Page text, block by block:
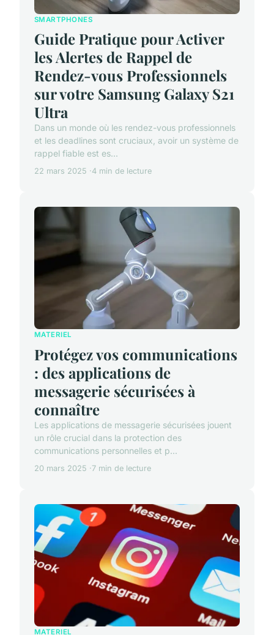
SMARTPHONES
Guide Pratique pour Activer
les Alertes de Rappel de
Rendez-vous Professionnels
sur votre Samsung Galaxy S21
Ultra
Dans un monde où les rendez-vous professionnels
et les deadlines sont cruciaux, avoir un système de
rappel fiable est es...
22 mars 2025 4 min de lecture
MATERIEL
Protégez vos communications
: des applications de
messagerie sécurisées à
connaître
Les applications de messagerie sécurisées jouent
un rôle crucial dans la protection des
communications personnelles et p...
20 mars 2025 7 min de lecture
MATERIEL